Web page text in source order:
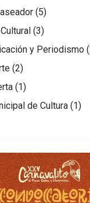
(5)
(3)
y Periodismo
(2)
(1)
de Cultura (1)